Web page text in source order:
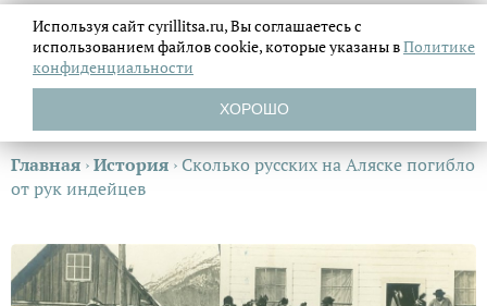
Главная ›История ›Сколько русских на Аляске погибло
от рук индейцев
Используя сайт cyrillitsa.ru, Вы соглашаетесь с
использованием файловcookie, которые указаны вПолитике
конфиденциальности
ХОРОШО